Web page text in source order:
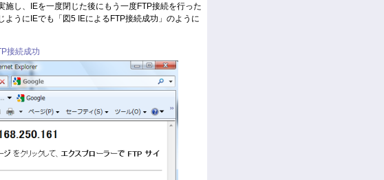
し、IEを一度閉じた後にもう一度FTP接続を行った
うにIEでも「図5 IEによるFTP接続成功」のように
接続成功